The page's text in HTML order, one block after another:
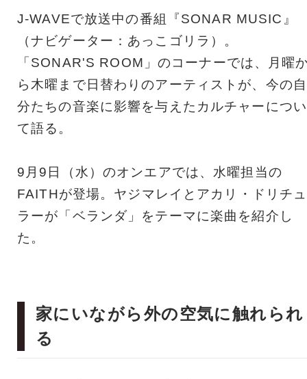
J-WAVEで放送中の番組『SONAR MUSIC』
（ナビゲーター：あっこゴリラ）。
「SONAR'S ROOM」のコーナーでは、月曜
ら木曜まで日替わりのアーティストが、今の自
分たちの音楽に影響を与えたカルチャーについ
て語る。
9月9日（水）のオンエアでは、水曜担当の
FAITHが登場。ヤジマレイとアカリ・ドリチュ
ラーが「ベランダ」をテーマに楽曲を紹介し
た。
家にいながら外の空気に触れられ
る